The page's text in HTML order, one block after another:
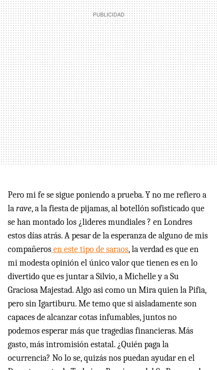
Pero mi fe se sigue poniendo a prueba. Y no me refiero a
larave, a la fiesta de pijamas, al botellón sofisticado que
se han montado los ¿lideres mundiales ? en Londres
estos días atrás. A pesar de la esperanza de alguno de mis
compañerosen este tipo de saraos, la verdad es que en
mi modesta opinión el único valor que tienen es en lo
divertido que es juntar a Silvio, a Michelle y a Su
Graciosa Majestad. Algo asi como un Mira quien la Pifia,
pero sin Igartiburu. Me temo que si aisladamente son
capaces de alcanzar cotas infumables, juntos no
podemos esperar más que tragedias financieras. Más
gasto, más intromisión estatal. ¿Quién paga la
ocurrencia? No lo se, quizás nos puedan ayudar en el